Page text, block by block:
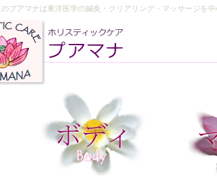
プアマナは東洋医学の鍼灸・クリアリング・マッサージを